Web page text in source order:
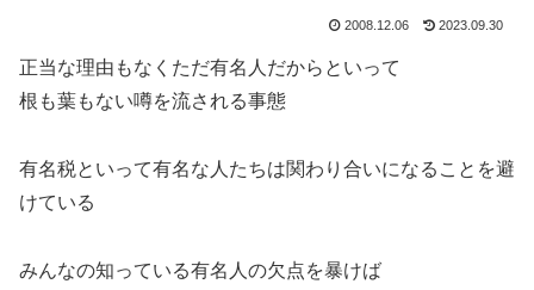
2008.12.06 2023.09.30
正当な理由もなくただ有名人だからといって
根も葉もない噂を流される事態
有名税といって有名な人たちは関わり合いになることを避
けている
みんなの知っている有名人の欠点を暴けば